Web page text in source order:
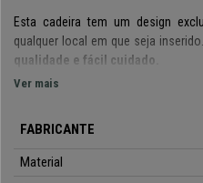
Esta cadeira tem um design
qualquer local em que seja inserido.
qualidade e fácil cuidado.
meses.Não duvide e compre com
Ver mais
FABRICANTE
Material